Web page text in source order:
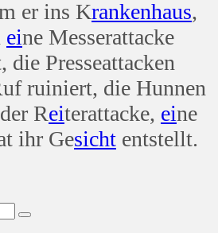
er ins Krankenhaus,
eine Messerattacke
die Presseattacken
ruiniert, die Hunnen
der Reiterattacke, eine
ihr Gesicht entstellt.